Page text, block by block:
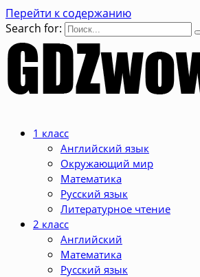
Перейти к содержанию
Search for:
1 класс
Английский язык
Окружающий мир
Математика
Русский язык
Литературное чтение
2 класс
Английский
Математика
Русский язык